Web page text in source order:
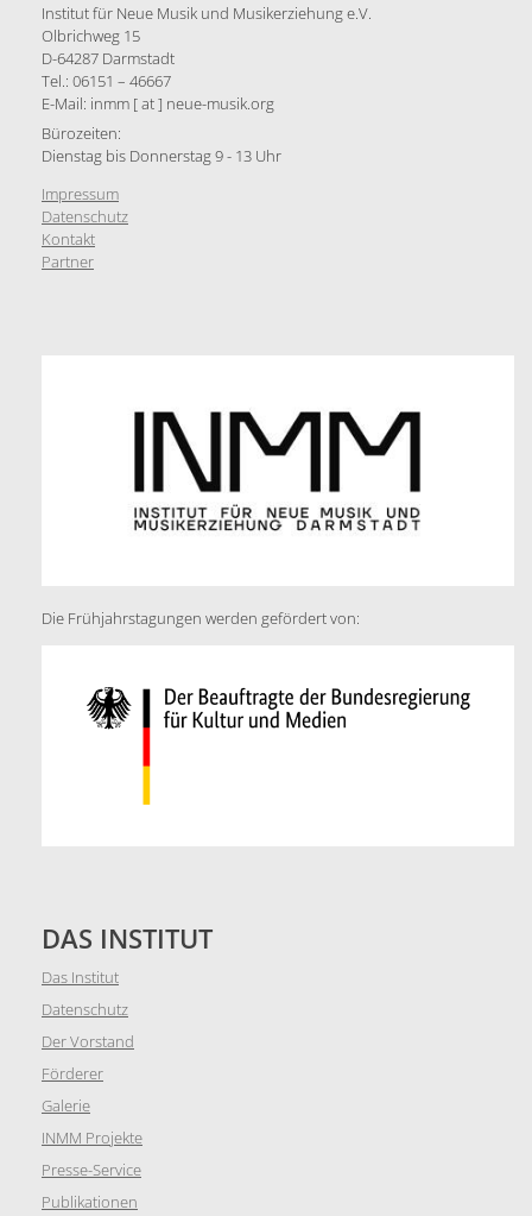
Institut für Neue Musik und Musikerziehung e.V.
Olbrichweg 15
D-64287 Darmstadt
Tel.: 06151 – 46667
E-Mail: inmm [ at ] neue-musik.org
Bürozeiten:
Dienstag bis Donnerstag 9 - 13 Uhr
Impressum
Datenschutz
Kontakt
Partner
Die Frühjahrstagungen werden gefördert von:
DAS INSTITUT
Das Institut
Datenschutz
Der Vorstand
Förderer
Galerie
INMM Projekte
Presse-Service
Publikationen